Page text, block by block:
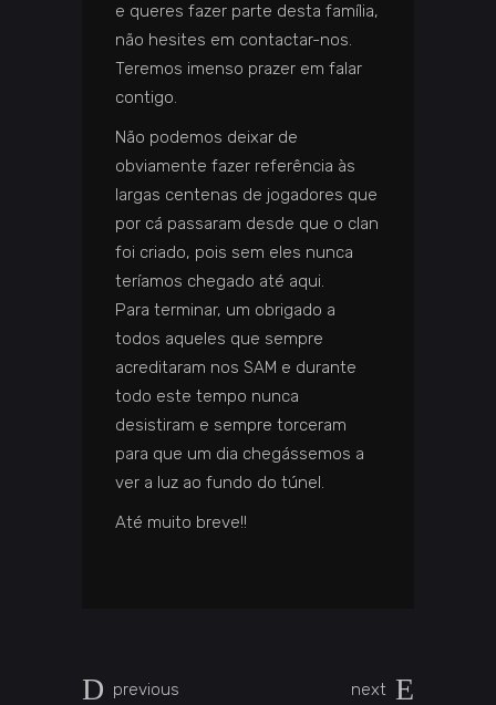
e queres fazer parte desta família,
não hesites em contactar-nos.
Teremos imenso prazer em falar
contigo.
Não podemos deixar de
obviamente fazer referência às
largas centenas de jogadores que
por cá passaram desde que o clan
foi criado, pois sem eles nunca
teríamos chegado até aqui.
Para terminar, um obrigado a
todos aqueles que sempre
acreditaram nos SAM e durante
todo este tempo nunca
desistiram e sempre torceram
para que um dia chegássemos a
ver a luz ao fundo do túnel.
Até muito breve!!
previous next